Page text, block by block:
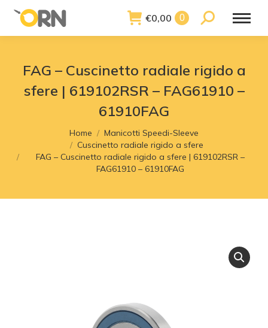
€0,00 0 Search:
FAG – Cuscinetto radiale rigido a
sfere | 619102RSR – FAG61910 –
61910FAG
Home
Manicotti Speedi-Sleeve
Cuscinetto radiale rigido a sfere
FAG – Cuscinetto radiale rigido a sfere | 619102RSR –
FAG61910 – 61910FAG